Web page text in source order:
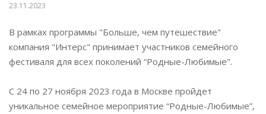
23.11.2023
В рамках программы "Больше, чем путешествие"
компания "Интерс" принимает участников семейного
фестиваля для всех поколений “Родные-Любимые".
С 24 по 27 ноября 2023 года в Москве пройдет
уникальное семейное мероприятие “Родные-Любимые”,